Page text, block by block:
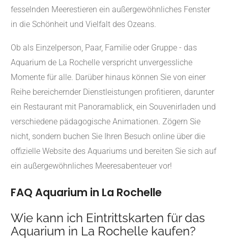
fesselnden Meerestieren ein außergewöhnliches Fenster
in die Schönheit und Vielfalt des Ozeans.
Ob als Einzelperson, Paar, Familie oder Gruppe - das
Aquarium de La Rochelle verspricht unvergessliche
Momente für alle. Darüber hinaus können Sie von einer
Reihe bereichernder Dienstleistungen profitieren, darunter
ein Restaurant mit Panoramablick, ein Souvenirladen und
verschiedene pädagogische Animationen. Zögern Sie
nicht, sondern buchen Sie Ihren Besuch online über die
offizielle Website des Aquariums und bereiten Sie sich auf
ein außergewöhnliches Meeresabenteuer vor!
FAQ Aquarium in La Rochelle
Wie kann ich Eintrittskarten für das
Aquarium in La Rochelle kaufen?